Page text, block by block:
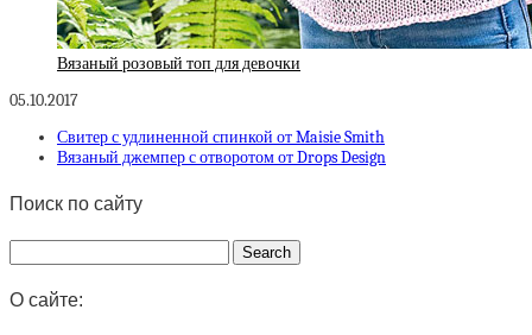
Вязаный розовый топ для девочки
05.10.2017
Свитер с удлиненной спинкой от Maisie Smith
Вязаный джемпер с отворотом от Drops Design
Поиск по сайту
О сайте: